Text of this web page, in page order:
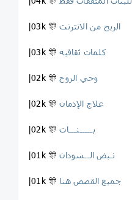
|03k 🎊الربح من الانترنت
|03k 🎊کلمات ثقافیه
|02k 🎊وحي الروح
|02k 🎊علاج الإدمان
|02k 🎊
|01k 🎊نـبض الــسودان
|01k 🎊 جميع القصص هنا